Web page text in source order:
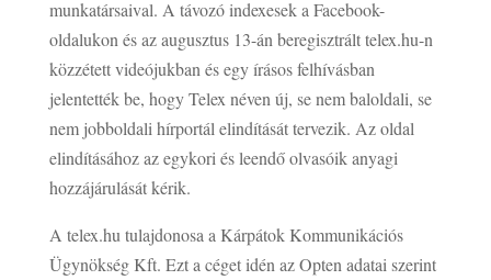
munkatársaival. A távozó indexesek a Facebook-
oldalukon és az augusztus 13-án beregisztrált telex.hu-n
közzétett videójukban és egy írásos felhívásban
jelentették be, hogy Telex néven új, se nem baloldali, se
nem jobboldali hírportál elindítását tervezik. Az oldal
elindításához az egykori és leendő olvasóik anyagi
hozzájárulását kérik.
A telex.hu tulajdonosa a Kárpátok Kommunikációs
Ügynökség Kft. Ezt a céget idén az Opten adatai szerint